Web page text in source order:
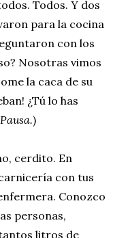
Todos. Y dos
para la cocina
con los
Nosotras vimos
la caca de su
¿Tú lo has
Pausa.)
cerdito. En
con tus
Conozco
personas,
litros de